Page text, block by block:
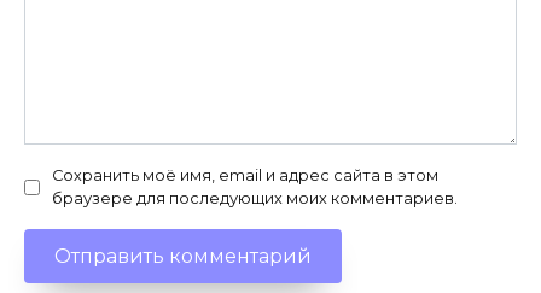
Сохранить моё имя, email и адрес сайта в этом
браузере для последующих моих комментариев.